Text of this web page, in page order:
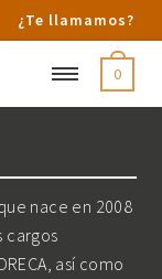
¿Te llamamos?
0
nace en 2008
cargos
así como